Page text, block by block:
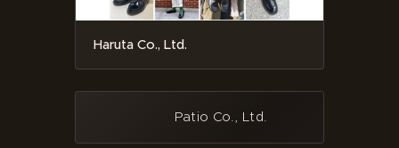
Haruta Co., Ltd.
Patio Co., Ltd.